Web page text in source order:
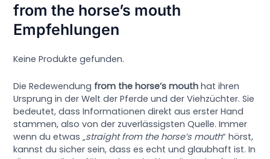
from the horse’s mouth
Empfehlungen
Keine Produkte gefunden.
Die Redewendung from the horse’s mouth hat ihren
Ursprung in der Welt der Pferde und der Viehzüchter. Sie
bedeutet, dass Informationen direkt aus erster Hand
stammen, also von der zuverlässigsten Quelle. Immer
wenn du etwas „straight from the horse’s mouth“ hörst,
kannst du sicher sein, dass es echt und glaubhaft ist. In